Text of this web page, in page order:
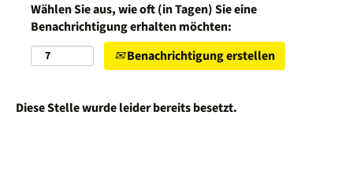
Wählen Sie aus, wie oft (in Tagen) Sie eine
Benachrichtigung erhalten möchten:
Benachrichtigung erstellen
Diese Stelle wurde leider bereits besetzt.